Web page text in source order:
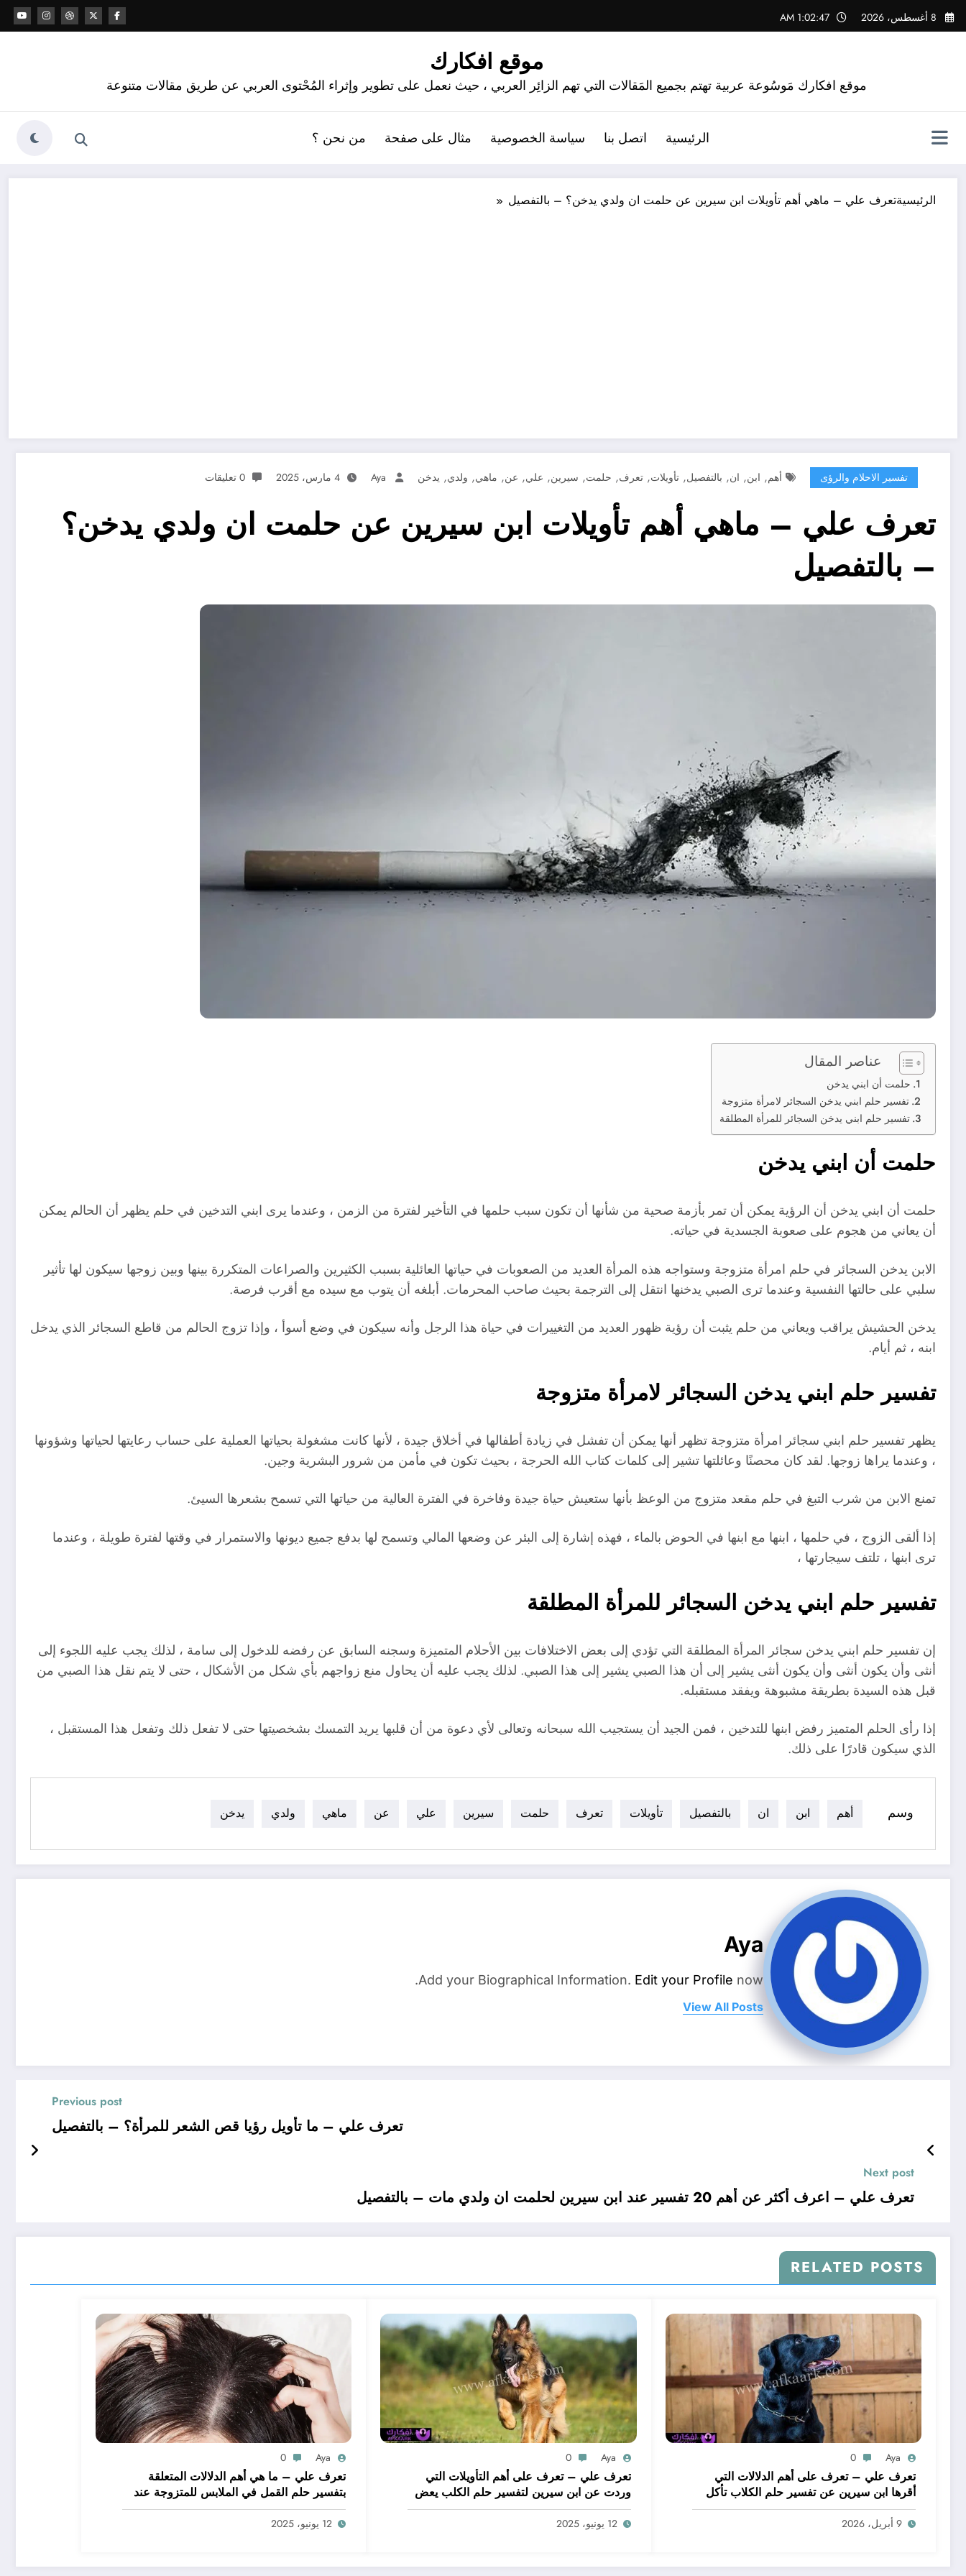
التجاوز
إلى
8 أغسطس، 2026 1:02:48 AM
موقع افكارك
موقع افكارك مَوسُوعة عربية تهتم بجميع المَقالات التي تهم الزائِر العربي ، حيث نعمل على تطوير وإثراء المُحْتوى العربي عن طريق مقالات متنوعة
الرئيسية اتصل بنا سياسة الخصوصية مثال على صفحة من نحن ؟
الرئيسيةتعرف علي – ماهي أهم تأويلات ابن سيرين عن حلمت ان ولدي يدخن؟ – بالتفصيل
تفسير الاحلام والرؤى أهم, ابن, ان, بالتفصيل, تأويلات, تعرف, حلمت, سيرين, علي, عن, ماهي, ولدي, يدخن Aya 4 مارس، 2025 0 تعليقات
تعرف علي – ماهي أهم تأويلات ابن سيرين عن حلمت ان ولدي يدخن؟
– بالتفصيل
عناصر المقال
حلمت أن ابني يدخن
تفسير حلم ابني يدخن السجائر لامرأة متزوجة
تفسير حلم ابني يدخن السجائر للمرأة المطلقة
حلمت أن ابني يدخن
حلمت أن ابني يدخن أن الرؤية يمكن أن تمر بأزمة صحية من شأنها أن تكون سبب حلمها في التأخير لفترة من الزمن ، وعندما يرى ابني التدخين في حلم يظهر أن الحالم يمكن
أن يعاني من هجوم على صعوبة الجسدية في حياته.
الابن يدخن السجائر في حلم امرأة متزوجة وستواجه هذه المرأة العديد من الصعوبات في حياتها العائلية بسبب الكثيرين والصراعات المتكررة بينها وبين زوجها سيكون لها تأثير
سلبي على حالتها النفسية وعندما ترى الصبي يدخنها انتقل إلى الترجمة بحيث صاحب المحرمات. أبلغه أن يتوب مع سيده مع أقرب فرصة.
يدخن الحشيش يراقب ويعاني من حلم يثبت أن رؤية ظهور العديد من التغييرات في حياة هذا الرجل وأنه سيكون في وضع أسوأ ، وإذا تزوج الحالم من قاطع السجائر الذي يدخل
ابنه ، ثم أيام.
تفسير حلم ابني يدخن السجائر لامرأة متزوجة
يظهر تفسير حلم ابني سجائر امرأة متزوجة تظهر أنها يمكن أن تفشل في زيادة أطفالها في أخلاق جيدة ، لأنها كانت مشغولة بحياتها العملية على حساب رعايتها لحياتها وشؤونها
، وعندما يراها زوجها. لقد كان محصنًا وعائلتها تشير إلى كلمات كتاب الله الحرجة ، بحيث تكون في مأمن من شرور البشرية وجين.
تمنع الابن من شرب التبغ في حلم مقعد متزوج من الوعظ بأنها ستعيش حياة جيدة وفاخرة في الفترة العالية من حياتها التي تسمح بشعرها السيئ.
إذا ألقى الزوج ، في حلمها ، ابنها مع ابنها في الحوض بالماء ، فهذه إشارة إلى البئر عن وضعها المالي وتسمح لها بدفع جميع ديونها والاستمرار في وقتها لفترة طويلة ، وعندما
ترى ابنها ، تلتف سيجارتها ،
تفسير حلم ابني يدخن السجائر للمرأة المطلقة
إن تفسير حلم ابني يدخن سجائر المرأة المطلقة التي تؤدي إلى بعض الاختلافات بين الأحلام المتميزة وسجنه السابق عن رفضه للدخول إلى سامة ، لذلك يجب عليه اللجوء إلى
أنثى وأن يكون أنثى وأن يكون أنثى يشير إلى أن هذا الصبي يشير إلى هذا الصبي. لذلك يجب عليه أن يحاول منع زواجهم بأي شكل من الأشكال ، حتى لا يتم نقل هذا الصبي من
قبل هذه السيدة بطريقة مشبوهة ويفقد مستقبله.
إذا رأى الحلم المتميز رفض ابنها للتدخين ، فمن الجيد أن يستجيب الله سبحانه وتعالى لأي دعوة من أن قلبها يريد التمسك بشخصيتها حتى لا تفعل ذلك وتفعل هذا المستقبل ،
الذي سيكون قادرًا على ذلك.
وسم أهم ابن ان بالتفصيل تأويلات تعرف حلمت سيرين علي عن ماهي ولدي يدخن
Aya
Add your Biographical Information. Edit your Profile now.
View All Posts
Previous post
تعرف علي – ما تأويل رؤيا قص الشعر للمرأة؟ – بالتفصيل
Next post
تعرف علي – اعرف أكثر عن أهم 20 تفسير عند ابن سيرين لحلمت ان ولدي مات – بالتفصيل
RELATED POSTS
Aya
0
تعرف علي – تعرف على أهم الدلالات التي
أقرها ابن سيرين عن تفسير حلم الكلاب تأكل
لحم – بالتفصيل
9 أبريل، 2026
Aya
0
تعرف علي – تعرف على أهم التأويلات التي
وردت عن ابن سيرين لتفسير حلم الكلب يعض
يدي – بالتفصيل
12 يونيو، 2025
Aya
0
تعرف علي – ما هي أهم الدلالات المتعلقة
بتفسير حلم القمل في الملابس للمتزوجة عند
ابن سيرين؟ – بالتفصيل
12 يونيو، 2025